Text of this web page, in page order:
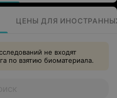
ЦЕНЫ ДЛЯ
не входят
по взятию биоматериала.